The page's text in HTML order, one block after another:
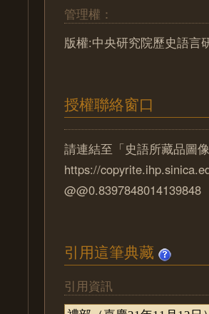
管理權：
版權:中央研究院歷史語言
授權聯絡窗口
請連結至「史語所藏品圖
https://
@@0.8397848014139848
引用這筆典藏
引用資訊